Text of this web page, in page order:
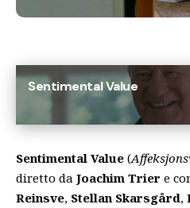
Sentimental Value
Sentimental Value (
diretto da Joachim Trier e
Reinsve, Stellan Skarsgård,